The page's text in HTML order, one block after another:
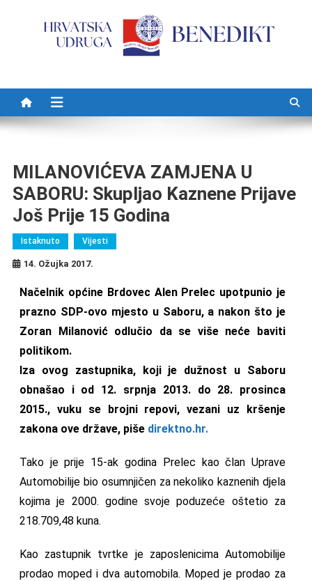
MILANOVIĆEVA ZAMJENA U
SABORU: Skupljao Kaznene Prijave
Još Prije 15 Godina
Istaknuto Vijesti
14. Ožujka 2017.
Načelnik općine Brdovec Alen Prelec upotpunio je
prazno SDP-ovo mjesto u Saboru, a nakon što je
Zoran Milanović odlučio da se više neće baviti
politikom.
Iza ovog zastupnika, koji je dužnost u Saboru
obnašao i od 12. srpnja 2013. do 28. prosinca
2015., vuku se brojni repovi, vezani uz kršenje
zakona ove države, piše direktno.hr.
Tako je prije 15-ak godina Prelec kao član Uprave
Automobilije bio osumnjičen za nekoliko kaznenih djela
kojima je 2000. godine svoje poduzeće oštetio za
218.709,48 kuna.
Kao zastupnik tvrtke je zaposlenicima Automobilije
prodao moped i dva automobila. Moped je prodao za